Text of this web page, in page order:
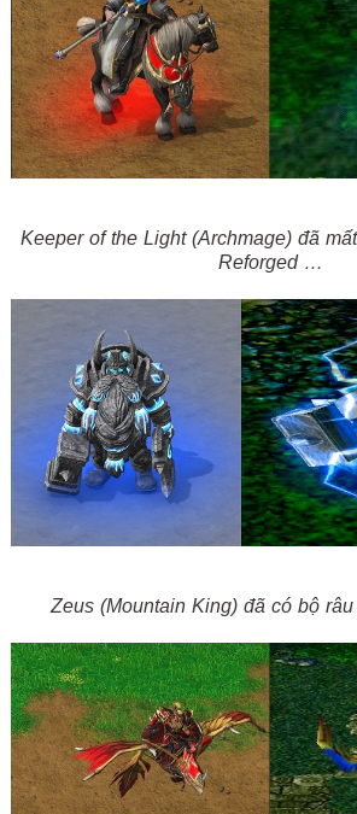
Keeper of the Light (Archmage) đã
Reforged …
Zeus (Mountain King) đã có bộ râu